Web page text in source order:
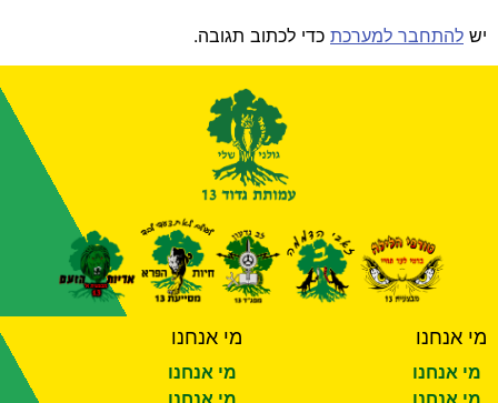
להתחבר למערכתכדי לכתוב תגובה.
אנחנו
אנחנו
אנחנו
מי אנחנו
מי אנחנו
מי אנחנו